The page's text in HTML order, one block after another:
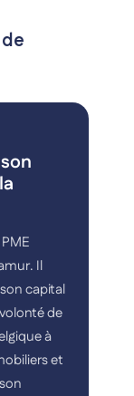
Il
capital
de
à
et